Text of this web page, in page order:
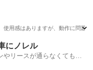
使用感はありますが、動作に問
にノレル
やリースが通らなくてもク